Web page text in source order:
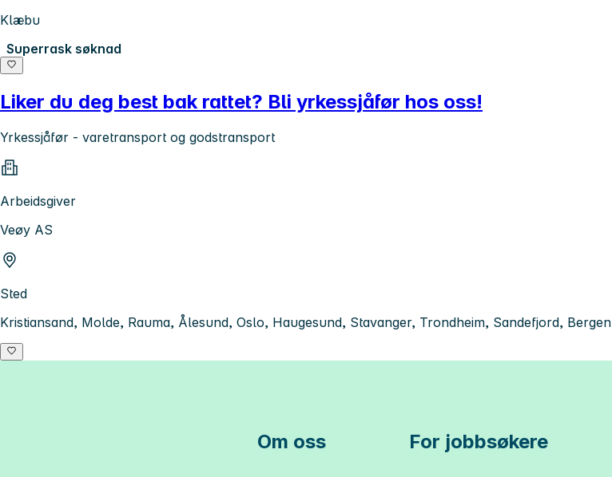
Klæbu
Superrask søknad
Liker du deg best bak rattet? Bli yrkessjåfør hos oss!
Yrkessjåfør - varetransport og godstransport
Arbeidsgiver
Veøy AS
Sted
Kristiansand, Molde, Rauma, Ålesund, Oslo, Haugesund, Stavanger, Trondheim, Sandefjord, Bergen
Om oss For jobbsøkere